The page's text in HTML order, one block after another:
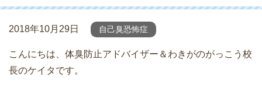
2018年10月29日 自己臭恐怖症
こんにちは、体臭防止アドバイザー＆わきがのがっこう校
長のケイタです。